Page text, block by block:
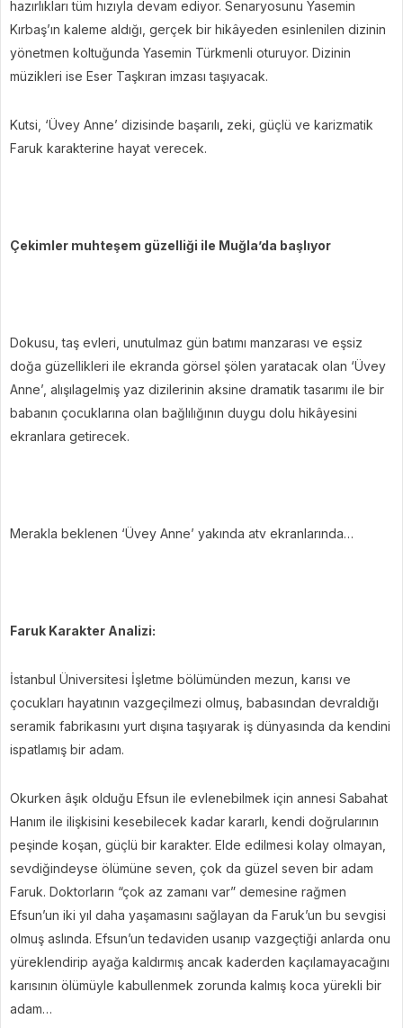
hazırlıkları tüm hızıyla devam ediyor. Senaryosunu Yasemin
Kırbaş’ın kaleme aldığı, gerçek bir hikâyeden esinlenilen dizinin
yönetmen koltuğunda Yasemin Türkmenli oturuyor. Dizinin
müzikleri ise Eser Taşkıran imzası taşıyacak.
Kutsi, ‘Üvey Anne’ dizisinde başarılı zeki, güçlü ve karizmatik
Faruk karakterine hayat verecek.
Çekimler muhteşem güzelliği ile Muğla’da başlıyor
Dokusu, taş evleri, unutulmaz gün batımı manzarası ve eşsiz
doğa güzellikleri ile ekranda görsel şölen yaratacak olan ‘Üvey
Anne’, alışılagelmiş yaz dizilerinin aksine dramatik tasarımı ile bir
babanın çocuklarına olan bağlılığının duygu dolu hikâyesini
ekranlara getirecek.
Merakla beklenen ‘Üvey Anne’ yakında atv ekranlarında…
Faruk Karakter Analizi:
İstanbul Üniversitesi İşletme bölümünden mezun, karısı ve
çocukları hayatının vazgeçilmezi olmuş, babasından devraldığı
seramik fabrikasını yurt dışına taşıyarak iş dünyasında da kendini
ispatlamış bir adam.
Okurken âşık olduğu Efsun ile evlenebilmek için annesi Sabahat
Hanım ile ilişkisini kesebilecek kadar kararlı, kendi doğrularının
peşinde koşan, güçlü bir karakter. Elde edilmesi kolay olmayan,
sevdiğindeyse ölümüne seven, çok da güzel seven bir adam
Faruk. Doktorların “çok az zamanı var” demesine rağmen
Efsun’un iki yıl daha yaşamasını sağlayan da Faruk’un bu sevgisi
olmuş aslında. Efsun’un tedaviden usanıp vazgeçtiği anlarda onu
yüreklendirip ayağa kaldırmış ancak kaderden kaçılamayacağını
karısının ölümüyle kabullenmek zorunda kalmış koca yürekli bir
adam…